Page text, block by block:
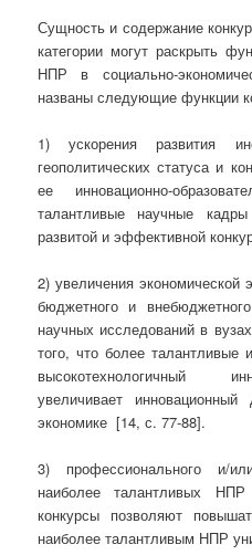
Сущность и содержание
категории могут раскрыть
НПР в социально-
названы следующие функции
1) ускорения развития
геополитических статуса и
ее инновационно-
талантливые научные
развитой и эффективной
2) увеличения экономической
бюджетного и
научных исследований в
того, что более талантливые
высокотехнологичный
увеличивает
экономике [14, с. 77-88].
3) профессионального и/
наиболее талантливых
конкурсы позволяют
наиболее талантливым НПР